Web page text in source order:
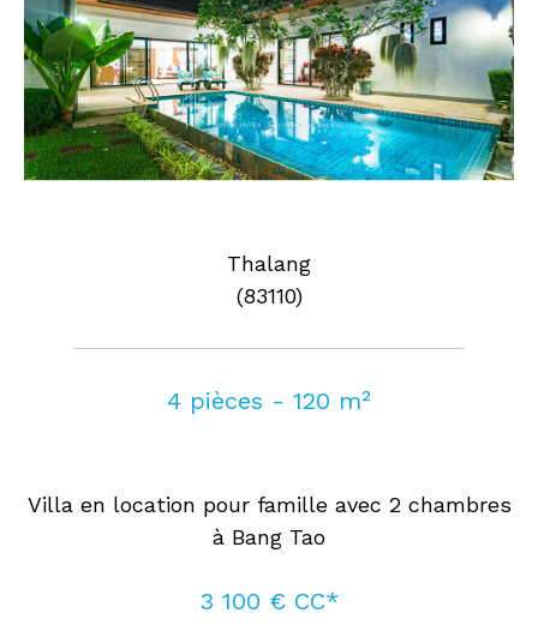
Thalang
(83110)
4 pièces - 120 m²
Villa en location pour famille avec 2 chambres
à Bang Tao
3 100 € CC*